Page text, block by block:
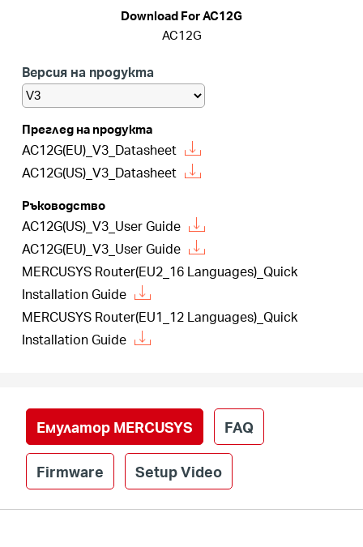
България
български
Download For AC12G
AC12G
Версия на продукта
Преглед на продукта
AC12G(EU)_V3_Datasheet
AC12G(US)_V3_Datasheet
Ръководство
AC12G(US)_V3_User Guide
AC12G(EU)_V3_User Guide
MERCUSYS Router(EU2_16 Languages)_Quick
Installation Guide
MERCUSYS Router(EU1_12 Languages)_Quick
Installation Guide
Емулатор MERCUSYS FAQ
Firmware Setup Video